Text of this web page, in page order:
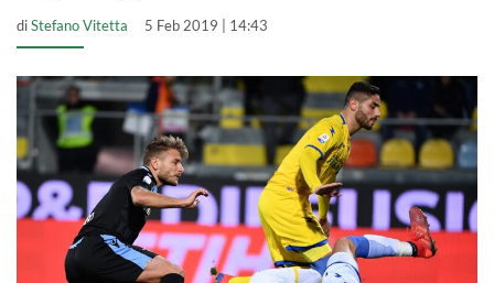
diStefano Vitetta 5 Feb 2019 | 14:43